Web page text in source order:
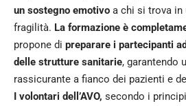
un sostegno emotivo a chi si trova in
fragilità. La formazione è
propone di preparare i partecipanti
delle strutture sanitarie, garantendo
rassicurante a fianco dei pazienti e
I volontari dell’AVO, secondo i